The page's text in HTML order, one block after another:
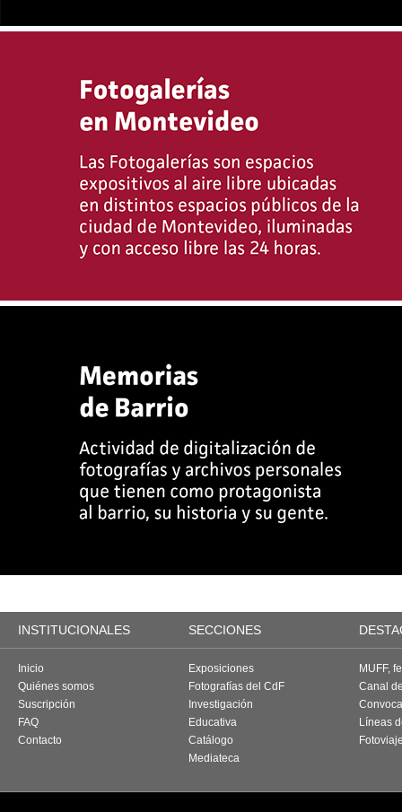
INSTITUCIONALES SECCIONES
Inicio
Quiénes somos
Suscripción
FAQ
Contacto
Exposiciones
Fotografías del CdF
Investigación
Educativa
Catálogo
Mediateca
MUFF,
Canal
Líneas